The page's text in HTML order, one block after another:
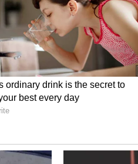
ముఖ్యమైన లక్షణాలు. ఏ పని
కూడా జాగ్రత్తగా
ఉంటాయని జ్యోతిష్య శాస్త్రం